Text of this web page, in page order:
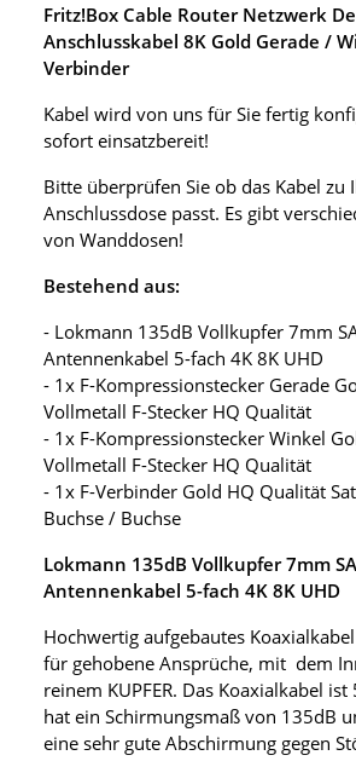
Fritz!Box Cable Router Netzwerk
Anschlusskabel 8K Gold Gerade /
Verbinder
Kabel wird von uns für Sie fertig
sofort einsatzbereit!
Bitte überprüfen Sie ob das Kabel zu
Anschlussdose passt. Es gibt
von Wanddosen!
Bestehend aus:
- Lokmann 135dB Vollkupfer 7mm
Antennenkabel 5-fach 4K 8K UHD
- 1x F-Kompressionstecker Gerade
Vollmetall F-Stecker HQ Qualität
- 1x F-Kompressionstecker Winkel
Vollmetall F-Stecker HQ Qualität
- 1x F-Verbinder Gold HQ Qualität
Buchse / Buchse
Lokmann 135dB Vollkupfer 7mm
Antennenkabel 5-fach 4K 8K UHD
Hochwertig aufgebautes Koaxialkabel
für gehobene Ansprüche, mit dem
reinem KUPFER. Das Koaxialkabel
hat ein Schirmungsmaß von 135dB
eine sehr gute Abschirmung gegen